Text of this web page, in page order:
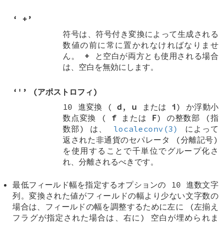
‘ + ’
符号は、符号付き変換によって生成される
数値の前に常に置かれなければなりませ
ん。 + と空白が両方とも使用される場合
は、空白を無効にします。
‘'’ (アポストロフィ)
10 進変換 (d ,u または i ) か浮動小
数点変換 ( fまたは F) の整数部 (指
数部) は、
localeconv(3)
によって
返された非通貨のセパレータ (分離記号)
を使用することで千単位でグループ化さ
れ、分離されるべきです。
最低フィールド幅を指定するオプションの 10 進数文字
列。変換された値がフィールドの幅より少ない文字数の
場合は、フィールドの幅を調整するために左に (左揃え
フラグが指定された場合は、右に) 空白が埋められま